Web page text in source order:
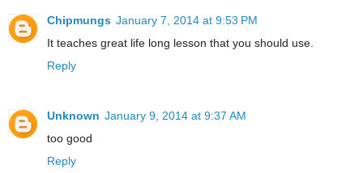
Chipmungs January 7, 2014 at 9:53 PM
It teaches great life long lesson that you should use.
Reply
Unknown January 9, 2014 at 9:37 AM
too good
Reply